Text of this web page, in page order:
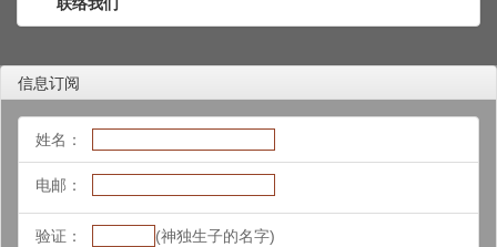
信息订阅
姓名：
电邮：
验证： (神独生子的名字)